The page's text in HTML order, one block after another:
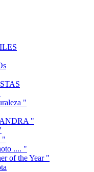
"
"
"
.... "
of the Year "